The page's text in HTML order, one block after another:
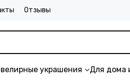
Отзывы
украшения Для дома